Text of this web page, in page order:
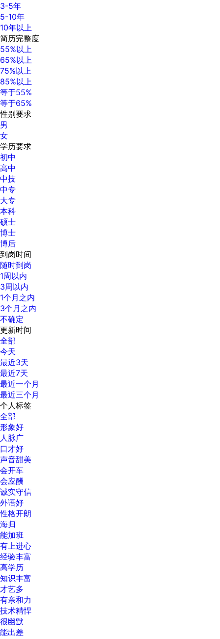
3-5年
5-10年
10年以上
简历完整度
55%以上
65%以上
75%以上
85%以上
等于55%
等于65%
性别要求
男
女
学历要求
初中
高中
中技
中专
大专
本科
硕士
博士
博后
到岗时间
随时到岗
1周以内
3周以内
1个月之内
3个月之内
不确定
更新时间
全部
今天
最近3天
最近7天
最近一个月
最近三个月
个人标签
全部
形象好
人脉广
口才好
声音甜美
会开车
会应酬
诚实守信
外语好
性格开朗
海归
能加班
有上进心
经验丰富
高学历
知识丰富
才艺多
有亲和力
技术精悍
很幽默
能出差